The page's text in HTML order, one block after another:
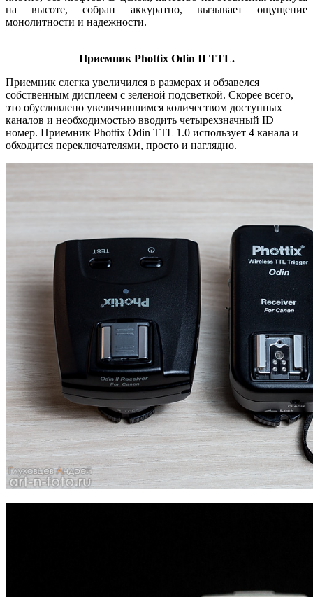
на высоте, собран аккуратно, вызывает ощущение
монолитности и надежности.
Приемник Phottix Odin II TTL.
Приемник слегка увеличился в размерах и обзавелся
собственным дисплеем с зеленой подсветкой. Скорее всего,
это обусловлено увеличившимся количеством доступных
каналов и необходимостью вводить четырехзначный ID
номер. Приемник Phottix Odin TTL 1.0 использует 4 канала и
обходится переключателями, просто и наглядно.